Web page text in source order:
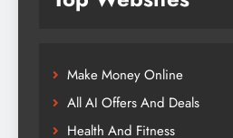
Make Money Online
All AI Offers And Deals
Health And Fitness